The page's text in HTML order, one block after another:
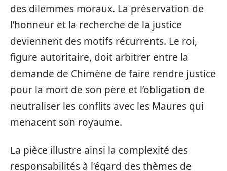
des dilemmes moraux. La préservation de
l’honneur et la recherche de la justice
deviennent des motifs récurrents. Le roi,
figure autoritaire, doit arbitrer entre la
demande de Chimène de faire rendre justice
pour la mort de son père et l’obligation de
neutraliser les conflits avec les Maures qui
menacent son royaume.
La pièce illustre ainsi la complexité des
responsabilités à l’égard des thèmes de